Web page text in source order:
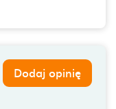
Dodaj opinię